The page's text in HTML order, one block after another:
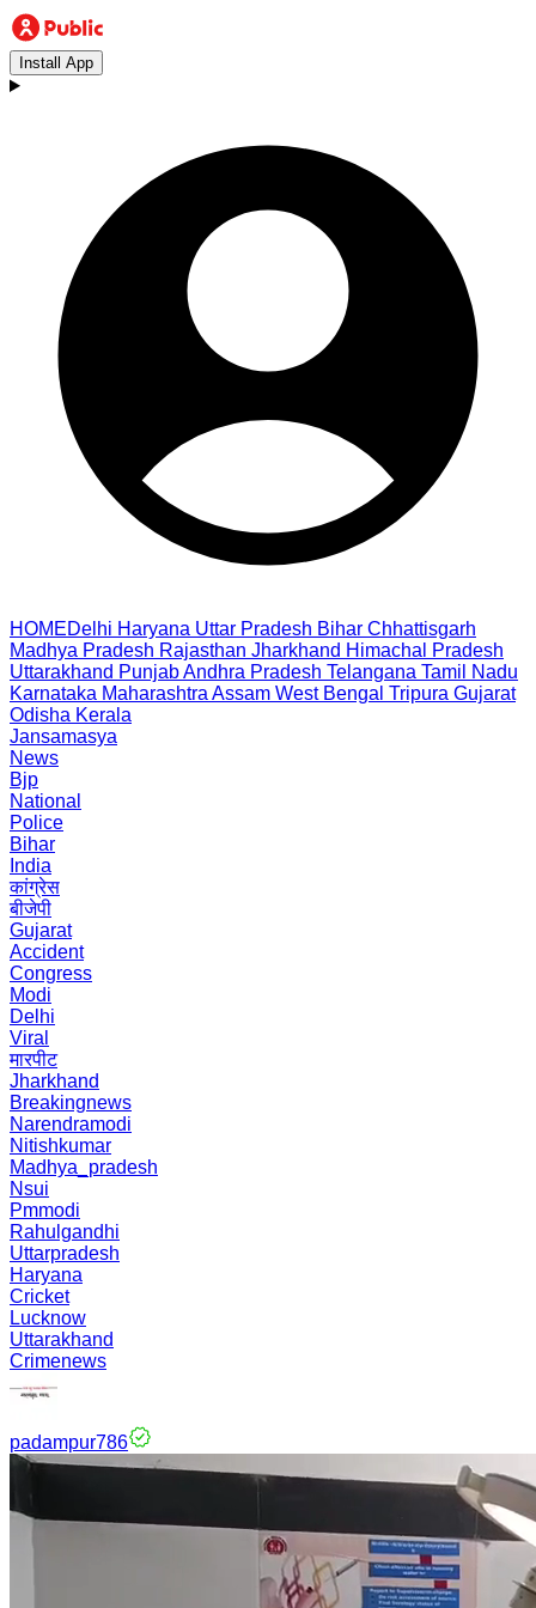
Install App
HOMEDelhi Haryana Uttar Pradesh Bihar Chhattisgarh
Madhya Pradesh Rajasthan Jharkhand Himachal Pradesh
Uttarakhand PunjabAndhra Pradesh Telangana Tamil Nadu
Karnataka Maharashtra Assam West Bengal Tripura Gujarat
Odisha Kerala
Jansamasya
News
Bjp
National
Police
Bihar
India
कांग्रेस
बीजेपी
Gujarat
Accident
Congress
Modi
Delhi
Viral
मारपीट
Jharkhand
Breakingnews
Narendramodi
Nitishkumar
Madhya_pradesh
Nsui
Pmmodi
Rahulgandhi
Uttarpradesh
Haryana
Cricket
Lucknow
Uttarakhand
Crimenews
padampur786